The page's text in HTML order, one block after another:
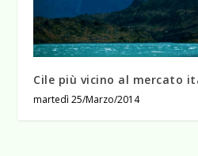
Cile più vicino al mercato
martedì 25/Marzo/2014